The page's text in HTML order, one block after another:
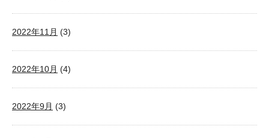
2022年11月 (3)
2022年10月 (4)
2022年9月 (3)